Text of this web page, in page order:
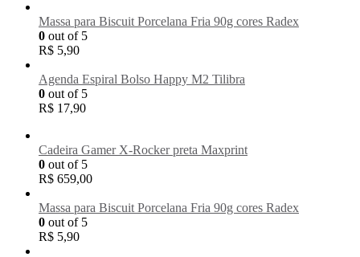
Massa para Biscuit Porcelana Fria 90g cores Radex
0 out of 5
R$ 5,90
Agenda Espiral Bolso Happy M2 Tilibra
0 out of 5
R$ 17,90
Cadeira Gamer X-Rocker preta Maxprint
0 out of 5
R$ 659,00
Massa para Biscuit Porcelana Fria 90g cores Radex
0 out of 5
R$ 5,90